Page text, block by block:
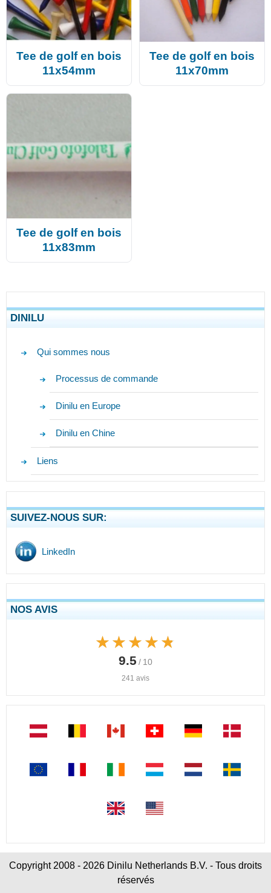
Tee de golf en bois
11x54mm
Tee de golf en bois
11x70mm
Tee de golf en bois
11x83mm
DINILU
Qui sommes nous
Processus de commande
Dinilu en Europe
Dinilu en Chine
Liens
SUIVEZ-NOUS SUR:
LinkedIn
NOS AVIS
★★★★★
★★★★★
9.5 / 10
241 avis
Copyright 2008 - 2026 Dinilu Netherlands B.V. - Tous droits
réservés